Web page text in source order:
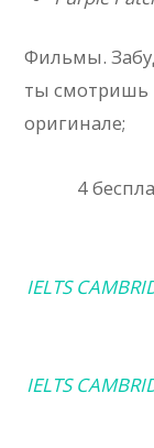
Фильмы.
ты смотришь
оригинале;
4
IELTS
IELTS